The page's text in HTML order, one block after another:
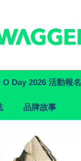
Day 2026 活動報名
品牌故事